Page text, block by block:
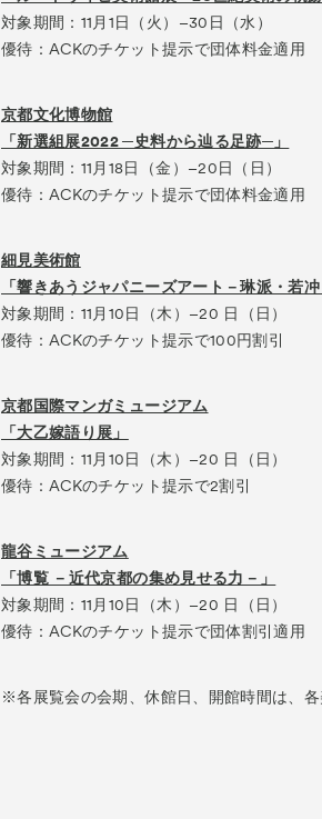
対象期間：11月1日（火）–30日（水）
優待：ACKのチケット提示で団体料金適用
京都文化博物館
「新選組展2022 ─史料から辿る​​足跡─」
対象期間：11月18日（金）–20日（日）
優待：ACKのチケット提示で団体料金適用
細見美術館
「響きあうジャパニーズアート－琳派・若
対象期間：11月10日（木）–20 日（日）
優待：ACKのチケット提示で100円割引
京都国際マンガミュージアム
「大乙嫁語り展」
対象期間：11月10日（木）–20 日（日）
優待：ACKのチケット提示で2割引
龍谷ミュージアム
「博覧 －近代京都の集め見せる力－」
対象期間：11月10日（木）–20 日（日）
優待：ACKのチケット提示で団体割引適用
※各展覧会の会期、休館日、開館時間は、